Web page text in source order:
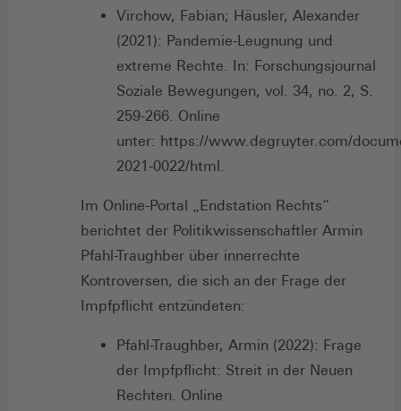
Virchow, Fabian; Häusler, Alexander
(2021): Pandemie-Leugnung und
extreme Rechte. In: Forschungsjournal
Soziale Bewegungen, vol. 34, no. 2, S.
259-266. Online
unter: https://www.degruyter.com/
2021-0022/html.
Im Online-Portal „Endstation Rechts“
berichtet der Politikwissenschaftler Armin
Pfahl-Traughber über innerrechte
Kontroversen, die sich an der Frage der
Impfpflicht entzündeten:
Pfahl-Traughber, Armin (2022): Frage
der Impfpflicht: Streit in der Neuen
Rechten. Online